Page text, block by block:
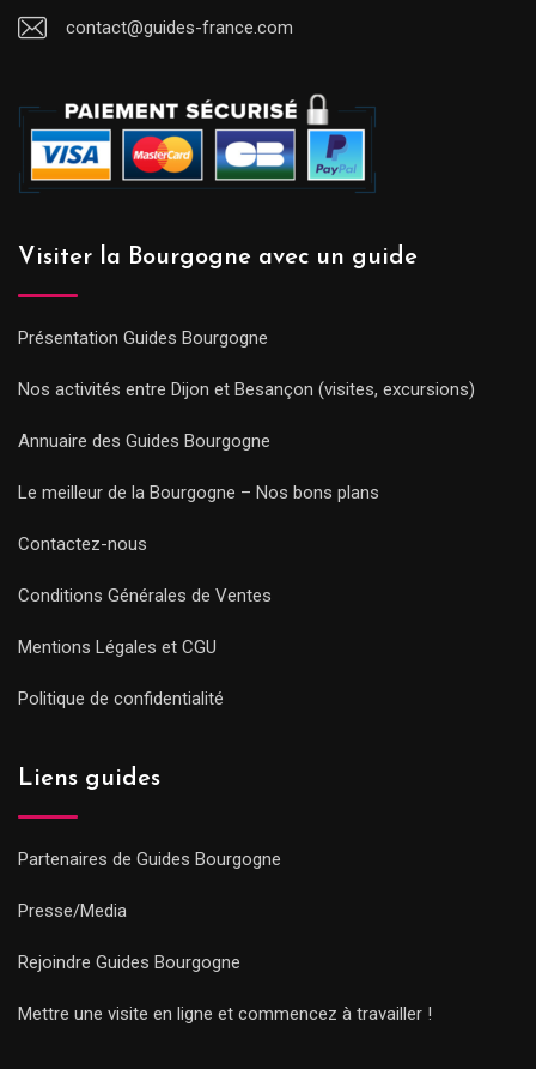
contact@guides-france.com
Visiter la Bourgogne avec un guide
Présentation Guides Bourgogne
Nos activités entre Dijon et Besançon (visites, excursions)
Annuaire des Guides Bourgogne
Le meilleur de la Bourgogne – Nos bons plans
Contactez-nous
Conditions Générales de Ventes
Mentions Légales et CGU
Politique de confidentialité
Liens guides
Partenaires de Guides Bourgogne
Presse/Media
Rejoindre Guides Bourgogne
Mettre une visite en ligne et commencez à travailler !